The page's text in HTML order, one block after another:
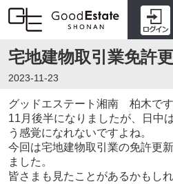
宅地建物取引業免許
2023-11-23
グッドエステート湘南 柏木です
11月後半になりましたが、日中
う感覚になれないですよね。
今回は宅地建物取引業の免許更
ました。
皆さまも見たことがあるかもし